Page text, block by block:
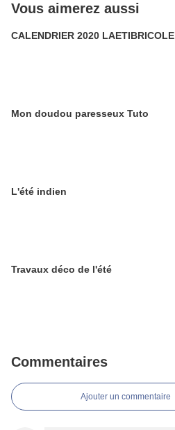
Vous aimerez aussi
CALENDRIER 2020 LAETIBRICOLE
Mon doudou paresseux Tuto
L'été indien
Travaux déco de l'été
Commentaires
Ajouter un commentaire